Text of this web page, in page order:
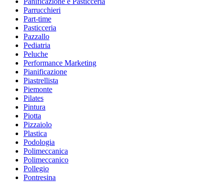
Parrucchieri
Part-time
Pasticceria
Pazzallo
Pediatria
Peluche
Performance Marketing
Pianificazione
Piastrellista
Piemonte
Pilates
Pintura
Piotta
Pizzaiolo
Plastica
Podologia
Polimeccanica
Polimeccanico
Pollegio
Pontresina